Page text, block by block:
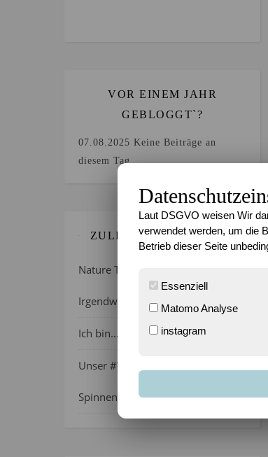
VOR EINEM JAHR
GEBLOGGT`?
07.08.2025 Keine Beiträge an
diesem Tag.
ZULETZT GEBLOGGT…
Nature Thursday 21/2026 –
Irgendwie wie April, oder?
Ich bin…
Unser #WIB am 01./02.08.2026 –
Spinnenalarm!
Laut DSGVO weisen Wir
verwendet werden, um die
Betrieb dieser Seite
Essenziell
Matomo Analyse
instagram